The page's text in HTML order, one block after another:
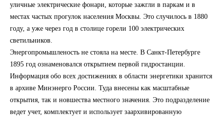
уличные электрические фонари, которые зажгли в паркам и в
местах частых прогулок населения Москвы. Это случилось в 1880
году, а уже через год в столице горели 100 электрических
светильников.
Энергопромышленость не стояла на месте. В Санкт-Петербурге
1895 год ознаменовался открытием первой гидростанции.
Информация обо всех достижениях в области энергетики хранится
в архиве Минэнерго России. Туда внесены как масштабные
открытия, так и новшества местного значения. Это подразделение
ведет учет, комплектует и использует заархивированную